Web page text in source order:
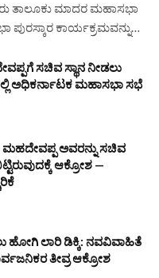
ತಾಲೂಕು ಮಾದರ ಮಹಾಸಭಾ
ಪುರಸ್ಕಾರ ಕಾರ್ಯಕ್ರಮವನ್ನು…
ಸಚಿವ ಸ್ಥಾನ ನೀಡಲು
ಅಧಿಕರ್ನಾಟಕ ಮಹಾಸಭಾ ಸಭೆ
ಅವರನ್ನು ಸಚಿವ
ಆಕ್ರೋಶ —
ಹೋಗಿ ಲಾರಿ ಡಿಕ್ಕಿ: ನವವಿವಾಹಿತೆ
ತೀವ್ರ ಆಕ್ರೋಶ